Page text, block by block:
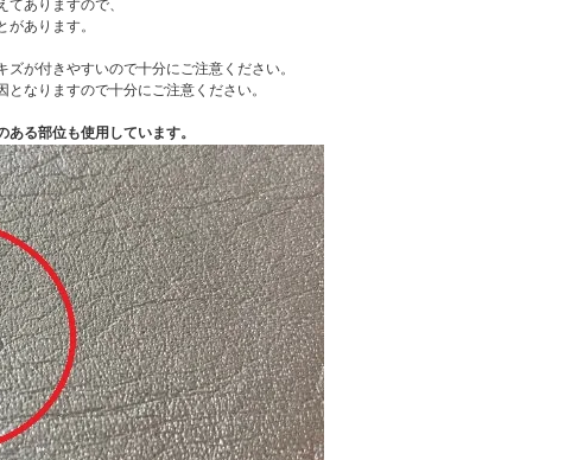
ありますので、
あります。
が付きやすいので十分にご注意ください。
なりますので十分にご注意ください。
る部位も使用しています。